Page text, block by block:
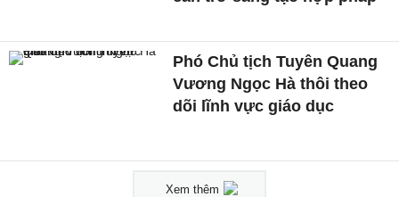
Phó Chủ tịch Tuyên Quang
Vương Ngọc Hà thôi theo
dõi lĩnh vực giáo dục
Xem thêm